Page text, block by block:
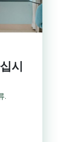
시
.